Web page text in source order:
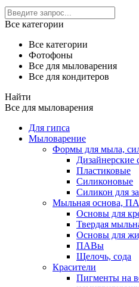
Все категории
Все категории
Фотофоны
Все для мыловарения
Все для кондитеров
Найти
Все для мыловарения
Для гипса
Мыловарение
Формы для мыла,
Дизайнерские
Пластиковые
Силиконовые
Силикон для
Мыльная основа,
Основы для
Твердая
Основы для
ПАВы
Щелочь, сода
Красители
Пигменты на